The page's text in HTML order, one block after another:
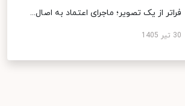
فراتر از یک تصویر؛ ماجرای اعتماد به اصال...
30 تیر 1405